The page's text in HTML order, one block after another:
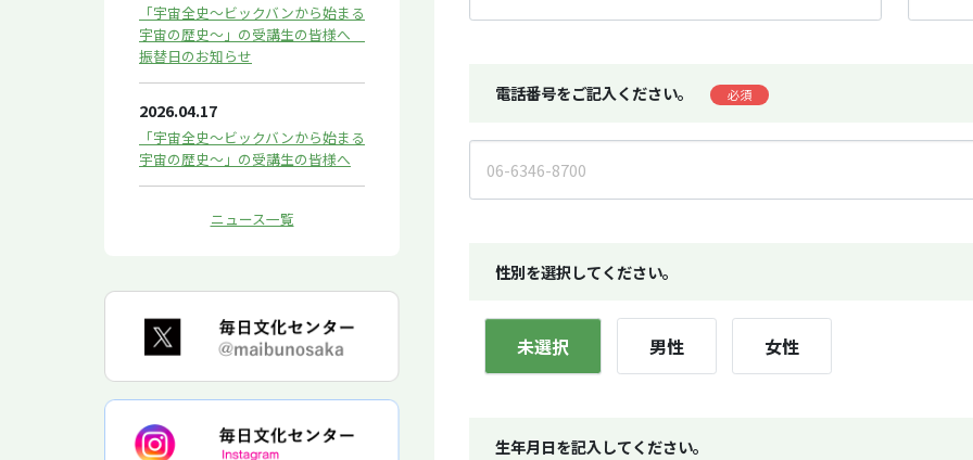
「宇宙全史～ビックバンから始まる
宇宙の歴史～」の受講生の皆様へ
振替日のお知らせ
2026.04.17
「宇宙全史～ビックバンから始まる
宇宙の歴史～」の受講生の皆様へ
ニュース一覧
電話番号をご記入ください。 必須
性別を選択してください。
未選択 男性 女性
生年月日を記入してください。